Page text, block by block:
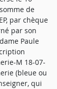
de
par chèque
par son
Paule
M 18-07-
(bleue ou
qui